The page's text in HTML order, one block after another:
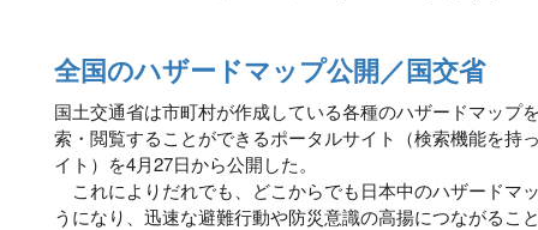
全国のハザードマップ公開／国交省
国土交通省は市町村が作成している各種のハザードマップ
索・閲覧することができるポータルサイト（検索機能を持
イト）を4月27日から公開した。
これによりだれでも、どこからでも日本中のハザードマ
うになり、迅速な避難行動や防災意識の高揚につながるこ